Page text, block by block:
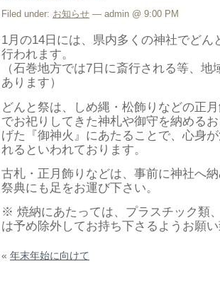
Filed under: お知らせ — admin @ 9:00 PM
1月の14日には、県内多くの神社でどん
行われます。
（石巻地方では7日に斎行される等、
あります）
どんと祭は、しめ縄・松飾りなどの正
でお祀りしてきた神札や御守を納める
げた『御神火』にあたることで、心身
れるといわれております。
古札・正月飾りなどは、事前に神社へ
祭典にも足をお運び下さい。
※ 焼納にあたっては、プラスチック類
は予め除外してお持ち下さるようお願
« 年末年始に向けて